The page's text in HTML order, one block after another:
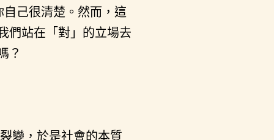
己很清楚。然而，這
們站在「對」的立場去
？
變，於是社會的本質